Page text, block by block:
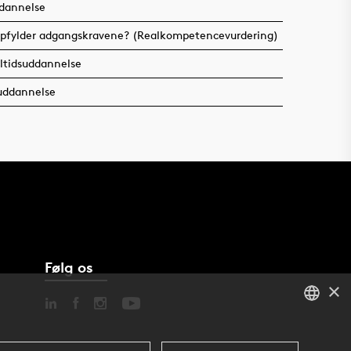
adgangskravene? (Realkompetencevurdering)
Følg os
×